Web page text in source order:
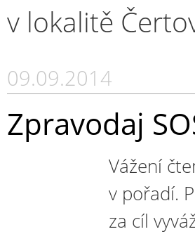
v lokalitě
09.09.2014
Zpravodaj
Vážení
v pořadí.
za cíl